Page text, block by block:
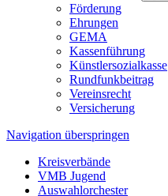
Förderung
Ehrungen
GEMA
Kassenführung
Künstlersozialkasse
Rundfunkbeitrag
Vereinsrecht
Versicherung
Navigation überspringen
Kreisverbände
VMB Jugend
Auswahlorchester